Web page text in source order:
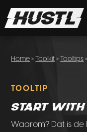
Home»Toolkit»Tooltips
TOOLTIP
Start with
Waarom? Dat is